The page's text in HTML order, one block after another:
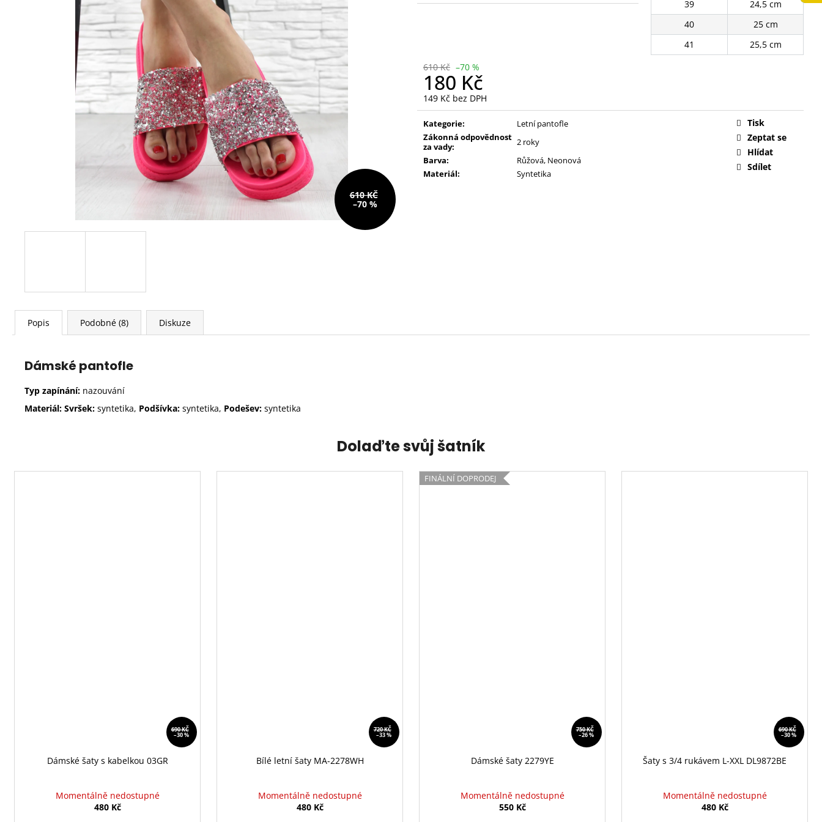
39
24,5 cm
40
25 cm
41
25,5 cm
610 Kč –70 %
180 Kč
149 Kč bez DPH
Měrná
cena:
Kategorie:
Letní pantofle
Zákonná odpovědnost
za vady:
2 roky
Barva:
Růžová, Neonová
Materiál:
Syntetika
Tisk
Zeptat se
Hlídat
Sdílet
610 KČ
–70 %
Popis Podobné (8) Diskuze
Dámské pantofle
Typ zapínání: nazouvání
Materiál: Svršek: syntetika, Podšívka: syntetika, Podešev: syntetika
Dolaďte svůj šatník
690 KČ
–30 %
Dámské šaty s kabelkou 03GR
Momentálně nedostupné
480 Kč
720 KČ
–33 %
Bílé letní šaty MA-2278WH
Momentálně nedostupné
480 Kč
FINÁLNÍ DOPRODEJ
750 KČ
–26 %
Dámské šaty 2279YE
Momentálně nedostupné
550 Kč
690 KČ
–30 %
Šaty s 3/4 rukávem L-XXL DL9872BE
Momentálně nedostupné
480 Kč
390 Kč
Původně:490 Kč
228 Kč
Původně: 610 Kč
390 Kč